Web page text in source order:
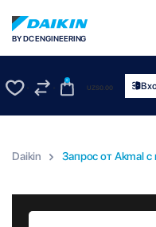
BY DC ENGINEERING
0
UZS0.00
Daikin Запрос от Akmal